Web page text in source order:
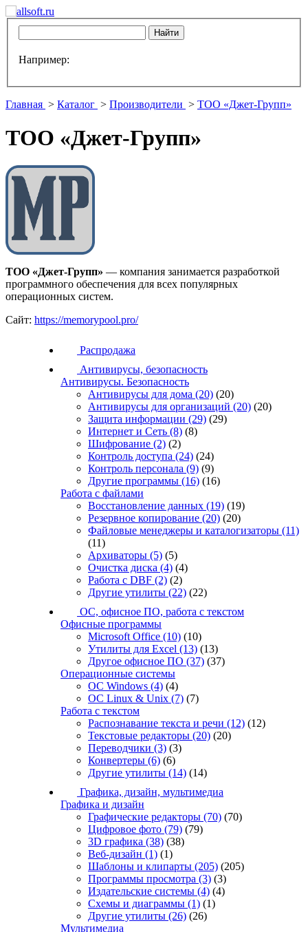
Например:
Главная > Каталог > Производители > ТОО «Джет-Групп»
ТОО «Джет-Групп»
ТОО «Джет-Групп» — компания занимается разработкой
программного обеспечения для всех популярных
операционных систем.
Сайт: https://memorypool.pro/
Распродажа
Антивирусы, безопасность
Антивирусы. Безопасность
Антивирусы для дома (20) (20)
Антивирусы для организаций (20) (20)
Защита информации (29) (29)
Интернет и Сеть (8) (8)
Шифрование (2) (2)
Контроль доступа (24) (24)
Контроль персонала (9) (9)
Другие программы (16) (16)
Работа с файлами
Восстановление данных (19) (19)
Резервное копирование (20) (20)
Файловые менеджеры и каталогизаторы (11)
(11)
Архиваторы (5) (5)
Очистка диска (4) (4)
Работа с DBF (2) (2)
Другие утилиты (22) (22)
ОС, офисное ПО, работа с текстом
Офисные программы
Microsoft Office (10) (10)
Утилиты для Excel (13) (13)
Другое офисное ПО (37) (37)
Операционные системы
ОС Windows (4) (4)
ОС Linux & Unix (7) (7)
Работа с текстом
Распознавание текста и речи (12) (12)
Текстовые редакторы (20) (20)
Переводчики (3) (3)
Конвертеры (6) (6)
Другие утилиты (14) (14)
Графика, дизайн, мультимедиа
Графика и дизайн
Графические редакторы (70) (70)
Цифровое фото (79) (79)
3D графика (38) (38)
Веб-дизайн (1) (1)
Шаблоны и клипарты (205) (205)
Программы просмотра (3) (3)
Издательские системы (4) (4)
Схемы и диаграммы (1) (1)
Другие утилиты (26) (26)
Мультимедиа